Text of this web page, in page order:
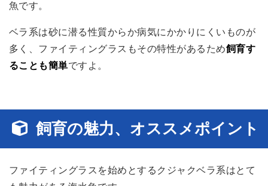
魚です。
ベラ系は砂に潜る性質からか病気にかかりにくいものが
多く、ファイティングラスもその特性があるため飼育す
ることも簡単ですよ。
飼育の魅力、オススメポイント
ファイティングラスを始めとするクジャクベラ系はとて